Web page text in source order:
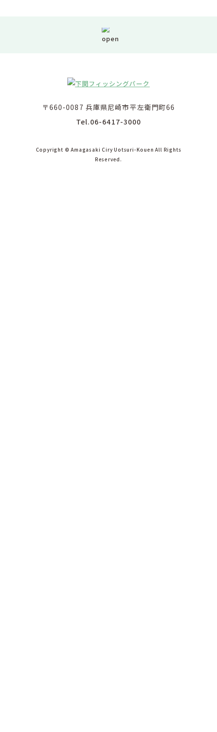
〒660-0087 兵庫県尼崎市平左衛門町66
Tel.06-6417-3000
Copyright © Amagasaki Ciry Uotsuri-Kouen All Rights
Reserved.